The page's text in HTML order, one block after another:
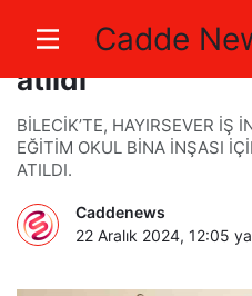
Cadde
Bilecik’te okul
atıldı
BİLECİK’TE, HAYIRSEVER İŞ
EĞİTİM OKUL BİNA İNŞASI
ATILDI.
Caddenews
22 Aralık 2024, 12:05